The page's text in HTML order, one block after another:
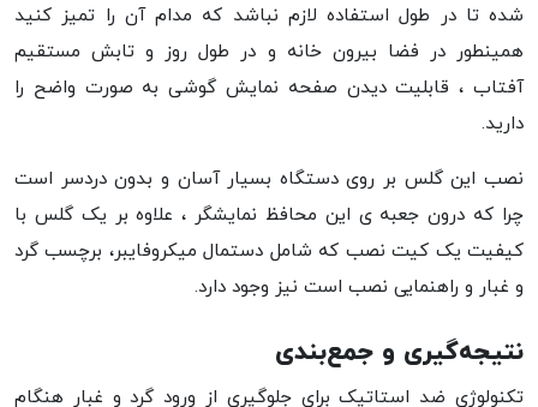
شده تا در طول استفاده لازم نباشد که مدام آن را تمیز کنید
همینطور در فضا بیرون خانه و در طول روز و تابش مستقیم
آفتاب ، قابلیت دیدن صفحه نمایش گوشی به صورت واضح را
دارید.
نصب این گلس بر روی دستگاه بسیار آسان و بدون دردسر است
چرا که درون جعبه ی این محافظ نمایشگر ، علاوه بر یک گلس با
کیفیت یک کیت نصب که شامل دستمال میکروفایبر، برچسب گرد
و غبار و راهنمایی نصب است نیز وجود دارد.
نتیجه‌گیری و جمع‌بندی
تکنولوژی ضد استاتیک برای جلوگیری از ورود گرد و غبار هنگام